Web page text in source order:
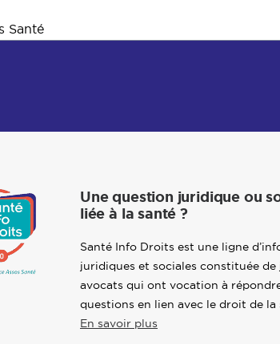
Santé
Une question juridique ou
liée à la santé ?
Santé Info Droits est une ligne
juridiques et sociales constituée de
avocats qui ont vocation à
questions en lien avec le droit de la
En savoir plus